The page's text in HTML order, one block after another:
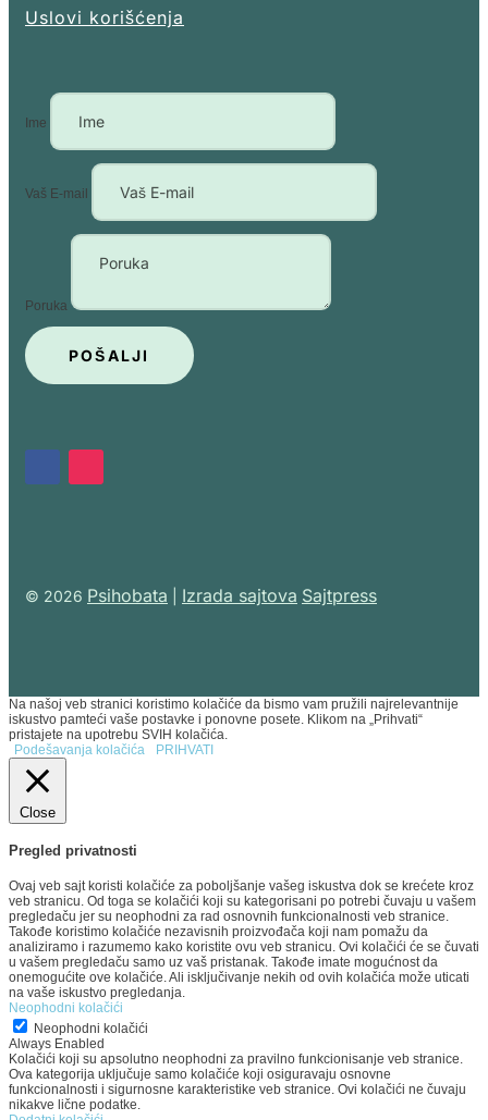
Uslovi korišćenja
Ime
Vaš E-mail
Poruka
POŠALJI
© 2026 Psihobata Izrada sajtova Sajtpress
Na našoj veb stranici koristimo kolačiće da bismo vam pružili najrelevantnije
iskustvo pamteći vaše postavke i ponovne posete. Klikom na „Prihvati“
pristajete na upotrebu SVIH kolačića.
Podešavanja kolačića
PRIHVATI
Close
Pregled privatnosti
Ovaj veb sajt koristi kolačiće za poboljšanje vašeg iskustva dok se krećete kroz
veb stranicu. Od toga se kolačići koji su kategorisani po potrebi čuvaju u vašem
pregledaču jer su neophodni za rad osnovnih funkcionalnosti veb stranice.
Takođe koristimo kolačiće nezavisnih proizvođača koji nam pomažu da
analiziramo i razumemo kako koristite ovu veb stranicu. Ovi kolačići će se čuvati
u vašem pregledaču samo uz vaš pristanak. Takođe imate mogućnost da
onemogućite ove kolačiće. Ali isključivanje nekih od ovih kolačića može uticati
na vaše iskustvo pregledanja.
Neophodni kolačići
Neophodni kolačići
Always Enabled
Kolačići koji su apsolutno neophodni za pravilno funkcionisanje veb stranice.
Ova kategorija uključuje samo kolačiće koji osiguravaju osnovne
funkcionalnosti i sigurnosne karakteristike veb stranice. Ovi kolačići ne čuvaju
nikakve lične podatke.